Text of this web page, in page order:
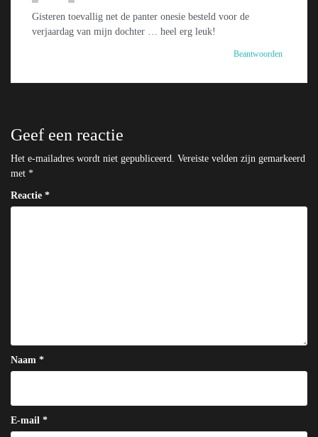
Gisteren toevallig net de panter onesie besteld voor de
verjaardag van mijn dochter … heel erg leuk!
Beantwoorden
Geef een reactie
Het e-mailadres wordt niet gepubliceerd. Vereiste velden zijn gemarkeerd
met *
Reactie *
Naam *
E-mail *